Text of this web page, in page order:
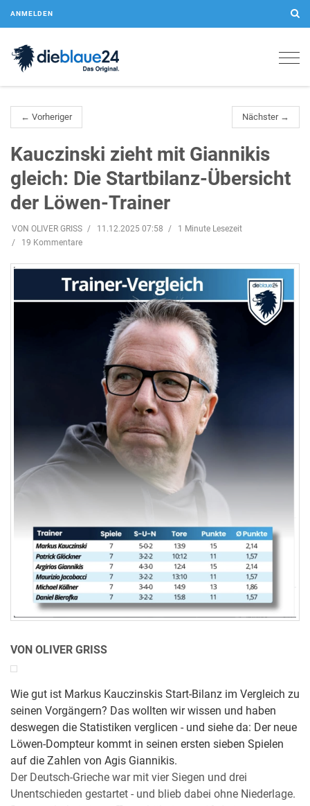
ANMELDEN
← Vorheriger Nächster →
Kauczinski zieht mit Giannikis
gleich: Die Startbilanz-Übersicht
der Löwen-Trainer
VON OLIVER GRISS 11.12.2025 07:58
1 Minute Lesezeit
19 Kommentare
VON OLIVER GRISS
Wie gut ist Markus Kauczinskis Start-Bilanz im Vergleich zu
seinen Vorgängern? Das wollten wir wissen und haben
deswegen die Statistiken verglicen - und siehe da: Der neue
Löwen-Dompteur kommt in seinen ersten sieben Spielen
auf die Zahlen von Agis Giannikis.
Der Deutsch-Grieche war mit vier Siegen und drei
Unentschieden gestartet - und blieb dabei ohne Niederlage.